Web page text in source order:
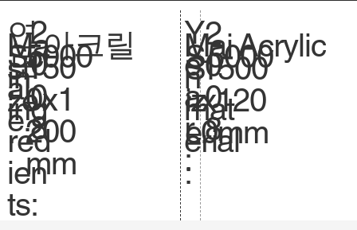
연
도
:
2
0
0
8
Ma
in
ing
red
ien
ts:
Sc
al
e.
아크릴
5000
si
ze
.
150
0x1
200
mm
Y
e
a
r
:
Mai
n
mat
erial
:
S
.
S
iz
e.
2
0
0
8
5000
1500
x120
0mm
Acrylic